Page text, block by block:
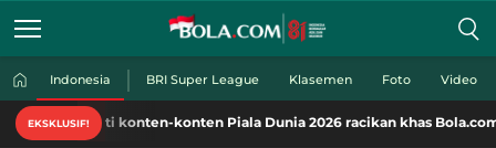
Indonesia BRI Super League Klasemen Foto Video
EKSKLUSIF!
konten-konten Piala Dunia 2026 racikan khas Bola.com. Klik di sini!